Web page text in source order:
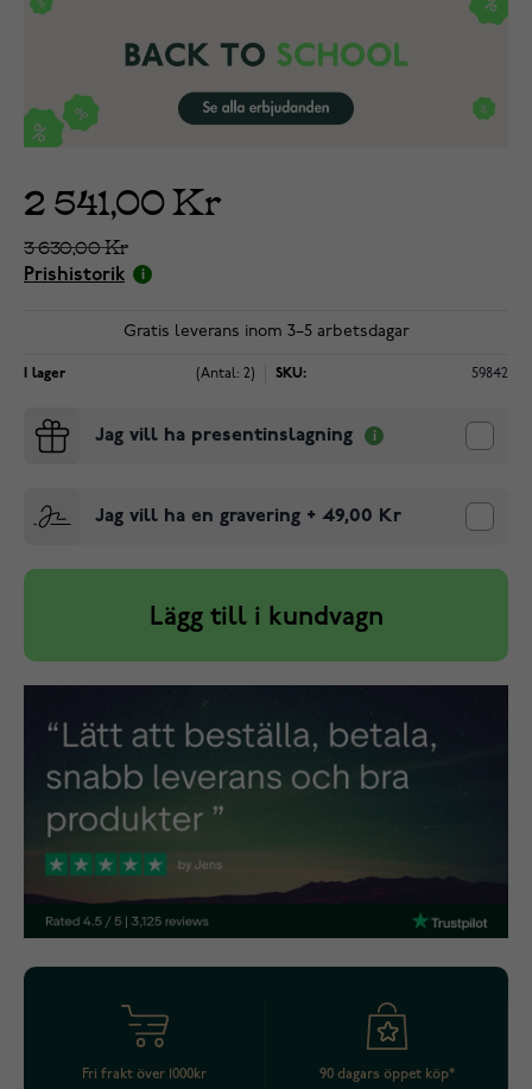
2 541,00 Kr
3 630,00 Kr
Prishistorik
Gratis leverans inom 3–5 arbetsdagar
I lager (Antal: 2) SKU: 59842
Jag vill ha presentinslagning
Jag vill ha en gravering + 49,00 Kr
Lägg till i kundvagn
Fri frakt över 1000kr 90 dagars öppet köp*